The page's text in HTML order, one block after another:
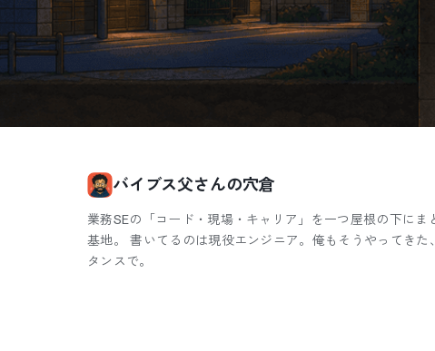
バイブス父さんの穴倉
業務SEの「コード・現場・キャリア」を一つ屋根の下にま
基地。 書いてるのは現役エンジニア。俺もそうやってきた
タンスで。